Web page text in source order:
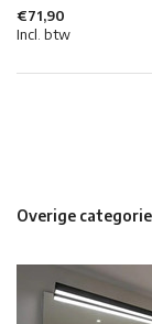
€71,90
Incl. btw
Overige